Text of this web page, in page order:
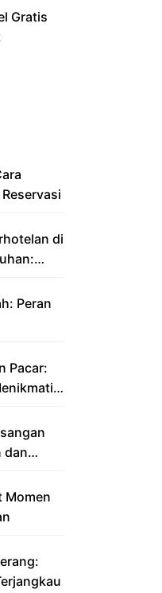
Gratis
di
Peran
Pacar:
dan
Momen